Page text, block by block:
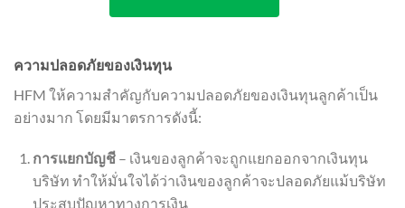
ความปลอดภัยของเงินทุน
HFM ให้ความสำคัญกับความปลอดภัยของเงินทุนลูกค้าเป็น
อย่างมาก โดยมีมาตรการดังนี้:
การแยกบัญชี– เงินของลูกค้าจะถูกแยกออกจากเงินทุน
บริษัท ทำให้มั่นใจได้ว่าเงินของลูกค้าจะปลอดภัยแม้บริษัท
ประสบปัญหาทางการเงิน